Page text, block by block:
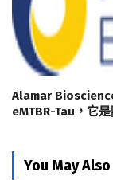
Alamar
eMTBR-Tau，它
You May